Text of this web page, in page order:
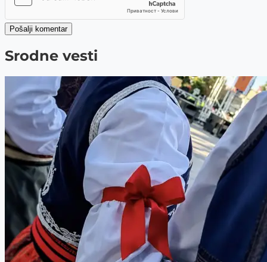
Pošalji komentar
Srodne vesti